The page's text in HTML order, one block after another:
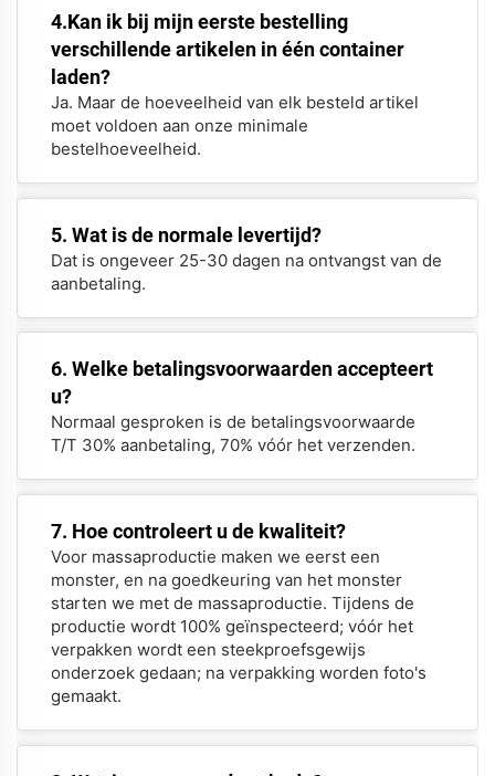
4.Kan ik bij mijn eerste bestelling
verschillende artikelen in één container
laden?
Ja. Maar de hoeveelheid van elk besteld artikel
moet voldoen aan onze minimale
bestelhoeveelheid.
5. Wat is de normale levertijd?
Dat is ongeveer 25-30 dagen na ontvangst van de
aanbetaling.
6. Welke betalingsvoorwaarden accepteert
u?
Normaal gesproken is de betalingsvoorwaarde
T/T 30% aanbetaling, 70% vóór het verzenden.
7. Hoe controleert u de kwaliteit?
Voor massaproductie maken we eerst een
monster, en na goedkeuring van het monster
starten we met de massaproductie. Tijdens de
productie wordt 100% geïnspecteerd; vóór het
verpakken wordt een steekproefsgewijs
onderzoek gedaan; na verpakking worden foto's
gemaakt.